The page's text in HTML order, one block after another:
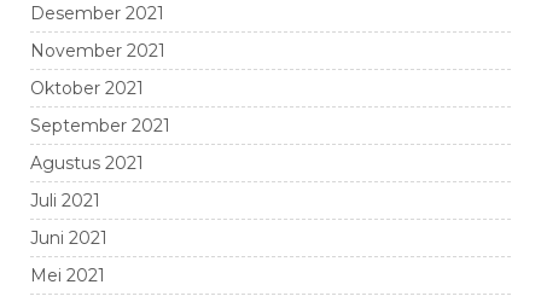
Desember 2021
November 2021
Oktober 2021
September 2021
Agustus 2021
Juli 2021
Juni 2021
Mei 2021